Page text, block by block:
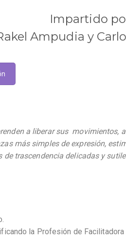
Impartido
Ampudia y
a liberar sus movimientos,
más simples de expresión,
trascendencia delicadas y
la Profesión de